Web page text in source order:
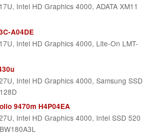
Intel HD Graphics 4000, ADATA XM11
A04DE
Intel HD Graphics 4000, Lite-On LMT-
Intel HD Graphics 4000, Samsung SSD
9470m H4P04EA
Intel HD Graphics 4000, Intel SSD 520